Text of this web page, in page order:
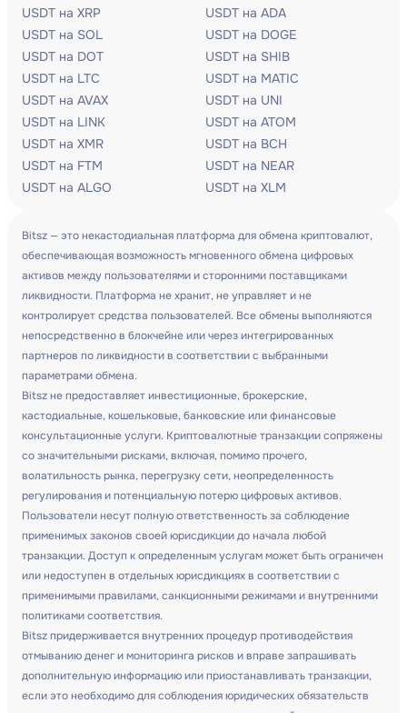
USDT на XRP
USDT на ADA
USDT на SOL
USDT на DOGE
USDT на DOT
USDT на SHIB
USDT на LTC
USDT на MATIC
USDT на AVAX
USDT на UNI
USDT на LINK
USDT на ATOM
USDT на XMR
USDT на BCH
USDT на FTM
USDT на NEAR
USDT на ALGO
USDT на XLM
Bitsz — это некастодиальная платформа для обмена криптовалют,
обеспечивающая возможность мгновенного обмена цифровых
активов между пользователями и сторонними поставщиками
ликвидности. Платформа не хранит, не управляет и не
контролирует средства пользователей. Все обмены выполняются
непосредственно в блокчейне или через интегрированных
партнеров по ликвидности в соответствии с выбранными
параметрами обмена.
Bitsz не предоставляет инвестиционные, брокерские,
кастодиальные, кошельковые, банковские или финансовые
консультационные услуги. Криптовалютные транзакции сопряжены
со значительными рисками, включая, помимо прочего,
волатильность рынка, перегрузку сети, неопределенность
регулирования и потенциальную потерю цифровых активов.
Пользователи несут полную ответственность за соблюдение
применимых законов своей юрисдикции до начала любой
транзакции. Доступ к определенным услугам может быть ограничен
или недоступен в отдельных юрисдикциях в соответствии с
применимыми правилами, санкционными режимами и внутренними
политиками соответствия.
Bitsz придерживается внутренних процедур противодействия
отмыванию денег и мониторинга рисков и вправе запрашивать
дополнительную информацию или приостанавливать транзакции,
если это необходимо для соблюдения юридических обязательств